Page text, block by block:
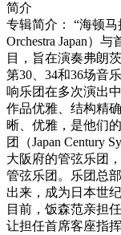
简介
专辑简介： “海顿
Orchestra Japan）
目，旨在演奏弗朗
第30、34和36场音
响乐团在多次演出
作品优雅、结构精
晰、优雅，是他们
团（Japan Century
大阪府的管弦乐团
管弦乐团。乐团总
出来，成为日本世
目前，饭森范亲担
让担任首席客座指